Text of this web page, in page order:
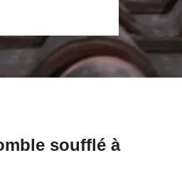
soufflé à